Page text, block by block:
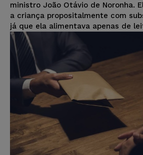
ministro João Otávio de Noronha.
a criança propositalmente com
já que ela alimentava apenas de